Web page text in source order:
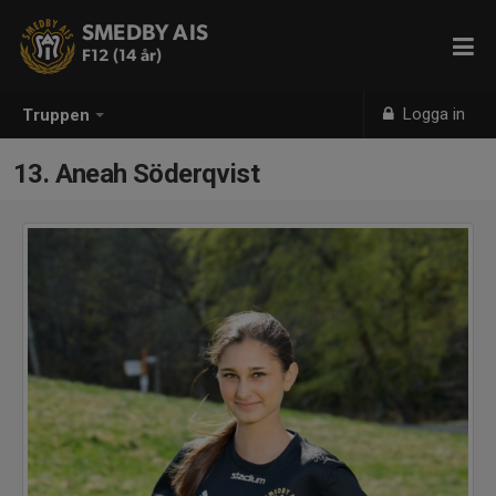
Truppen Logga in
SMEDBY AIS
F12 (14 år)
13. Aneah Söderqvist